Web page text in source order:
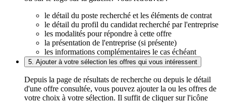
le détail du poste recherché et les éléments de contrat
le détail du profil du candidat recherché par l'entreprise
les modalités pour répondre à cette offre
la présentation de l'entreprise (si présente)
les informations complémentaires le cas échéant
5. Ajouter à votre sélection les offres qui vous intéressent
Depuis la page de résultats de recherche ou depuis le détail
d'une offre consultée, vous pouvez ajouter la ou les offres de
votre choix à votre sélection. Il suffit de cliquer sur l'icône